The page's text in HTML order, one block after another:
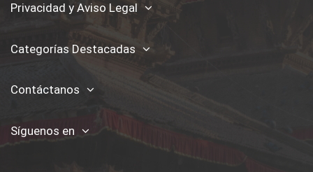
Privacidad y Aviso Legal
Categorías Destacadas
Contáctanos
Síguenos en